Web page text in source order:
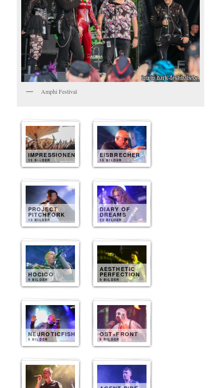
Amphi Festival
IMPRESSIONEN
15 BILDER
EISBRECHER
15 BILDER
PROJECT
PITCHFORK
13 BILDER
DIARY OF
DREAMS
12 BILDER
HOCICO
9 BILDER
AESTHETIC
PERFECTION
9 BILDER
NEUROTICFISH
8 BILDER
OST+FRONT
8 BILDER